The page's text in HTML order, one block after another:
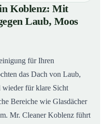
Mit speziellem
und Vogelkot
eines
Koblenz: Mit
Laub, Moos
für Ihren
das Dach von Laub,
wieder für klare Sicht
Bereiche wie Glasdächer
Mr. Cleaner Koblenz führt